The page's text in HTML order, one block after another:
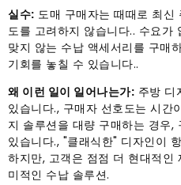
실수: 도매 구매자는 때때로 최신
도를 고려하지 않습니다.. 수요가
맞지 않는 수납 액세서리를 구매
기회를 놓칠 수 있습니다..
왜 이런 일이 일어나는가: 주방 디
있습니다., 구매자 선호도는 시간
지 솔루션을 대량 구매하는 경우,
있습니다., "클래식한" 디자인이
하지만, 고객은 점점 더 현대적인
미적인 수납 솔루션.